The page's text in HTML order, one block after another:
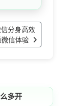
分身高效
信体验
多开